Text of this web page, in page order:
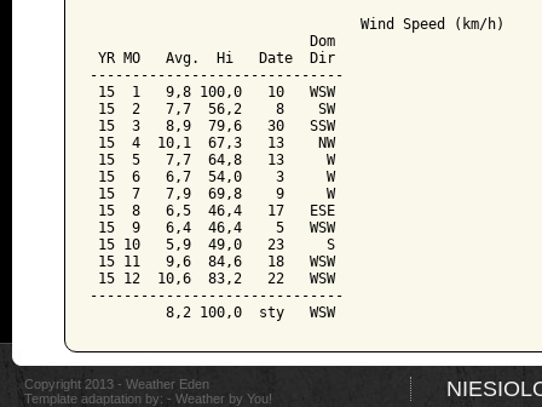
                                Wind Speed (km/h)
                          Dom
YR MO   Avg.  Hi   Date  Dir
------------------------------
15  1   9,8 100,0   10   WSW
15  2   7,7  56,2    8    SW
15  3   8,9  79,6   30   SSW
15  4  10,1  67,3   13    NW
15  5   7,7  64,8   13     W
15  6   6,7  54,0    3     W
15  7   7,9  69,8    9     W
15  8   6,5  46,4   17   ESE
15  9   6,4  46,4    5   WSW
15 10   5,9  49,0   23     S
15 11   9,6  84,6   18   WSW
15 12  10,6  83,2   22   WSW
------------------------------
         8,2 100,0  sty   WSW
Copyright 2013 - Weather Eden
Template adaptation by: - Weather by You!